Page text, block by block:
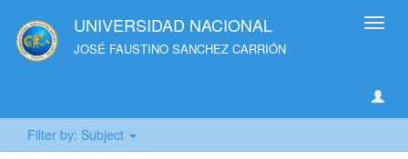
UNIVERSIDAD NACIONAL
JOSÉ FAUSTINO SANCHEZ CARRIÓN
Filter by: Subject